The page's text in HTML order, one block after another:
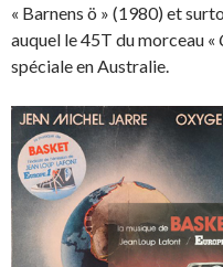
« Barnens ö » (1980) et
auquel le 45T du morceau «
spéciale en Australie.